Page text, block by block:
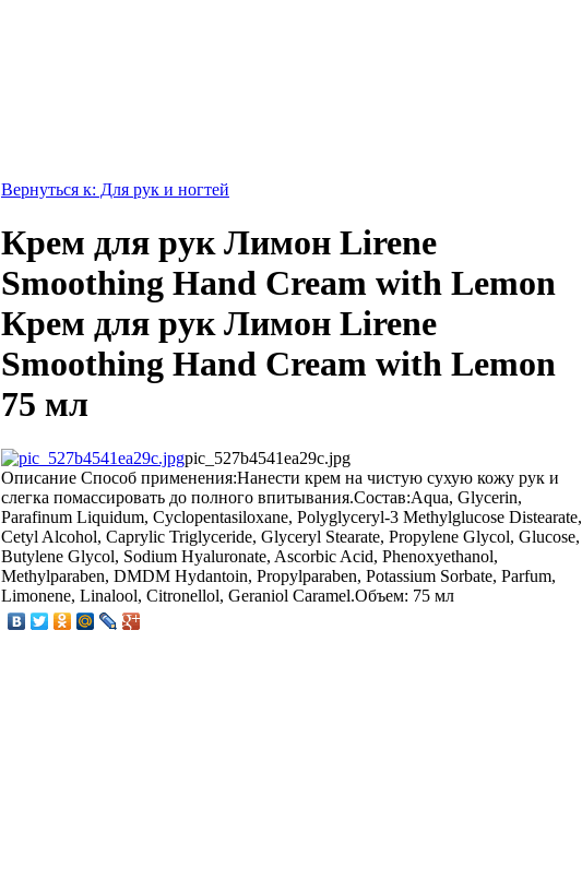
Вернуться к: Для рук и ногтей
Крем для рук Лимон Lirene
Smoothing Hand Cream with Lemon
Крем для рук Лимон Lirene
Smoothing Hand Cream with Lemon
75 мл
pic_527b4541ea29c.jpg
Описание Способ применения:Нанести крем на чистую сухую кожу рук и
слегка помассировать до полного впитывания.Состав:Aqua, Glycerin,
Parafinum Liquidum, Cyclopentasiloxane, Polyglyceryl-3 Methylglucose Distearate,
Cetyl Alcohol, Caprylic Triglyceride, Glyceryl Stearate, Propylene Glycol, Glucose,
Butylene Glycol, Sodium Hyaluronate, Ascorbic Acid, Phenoxyethanol,
Methylparaben, DMDM Hydantoin, Propylparaben, Potassium Sorbate, Parfum,
Limonene, Linalool, Citronellol, Geraniol Caramel.Объем: 75 мл